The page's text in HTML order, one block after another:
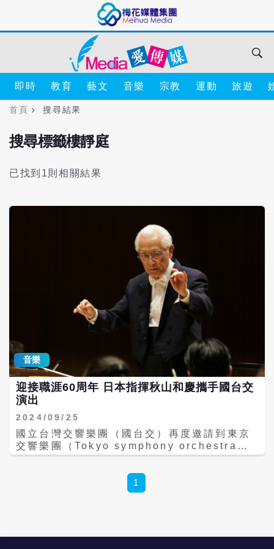
即時 教育 藝文 音樂 宗教 運動 旅遊
首頁 搜尋結果
搜尋標籤樓靜庭
已找到1則相關結果
音樂
迎接職涯60周年 日本指揮秋山和慶攜手國台交
演出
2024/09/25
國立台灣交響樂團（國台交）再度邀請到東京
交響樂團（Tokyo symphony orchestra）
桂冠指揮秋山和慶（Kazuyoshi Akiyama）
行曲〉，以及聖桑第三號交響曲《管風琴》，
更攜手國台交法國號首席樓靜庭共同演出理查
1